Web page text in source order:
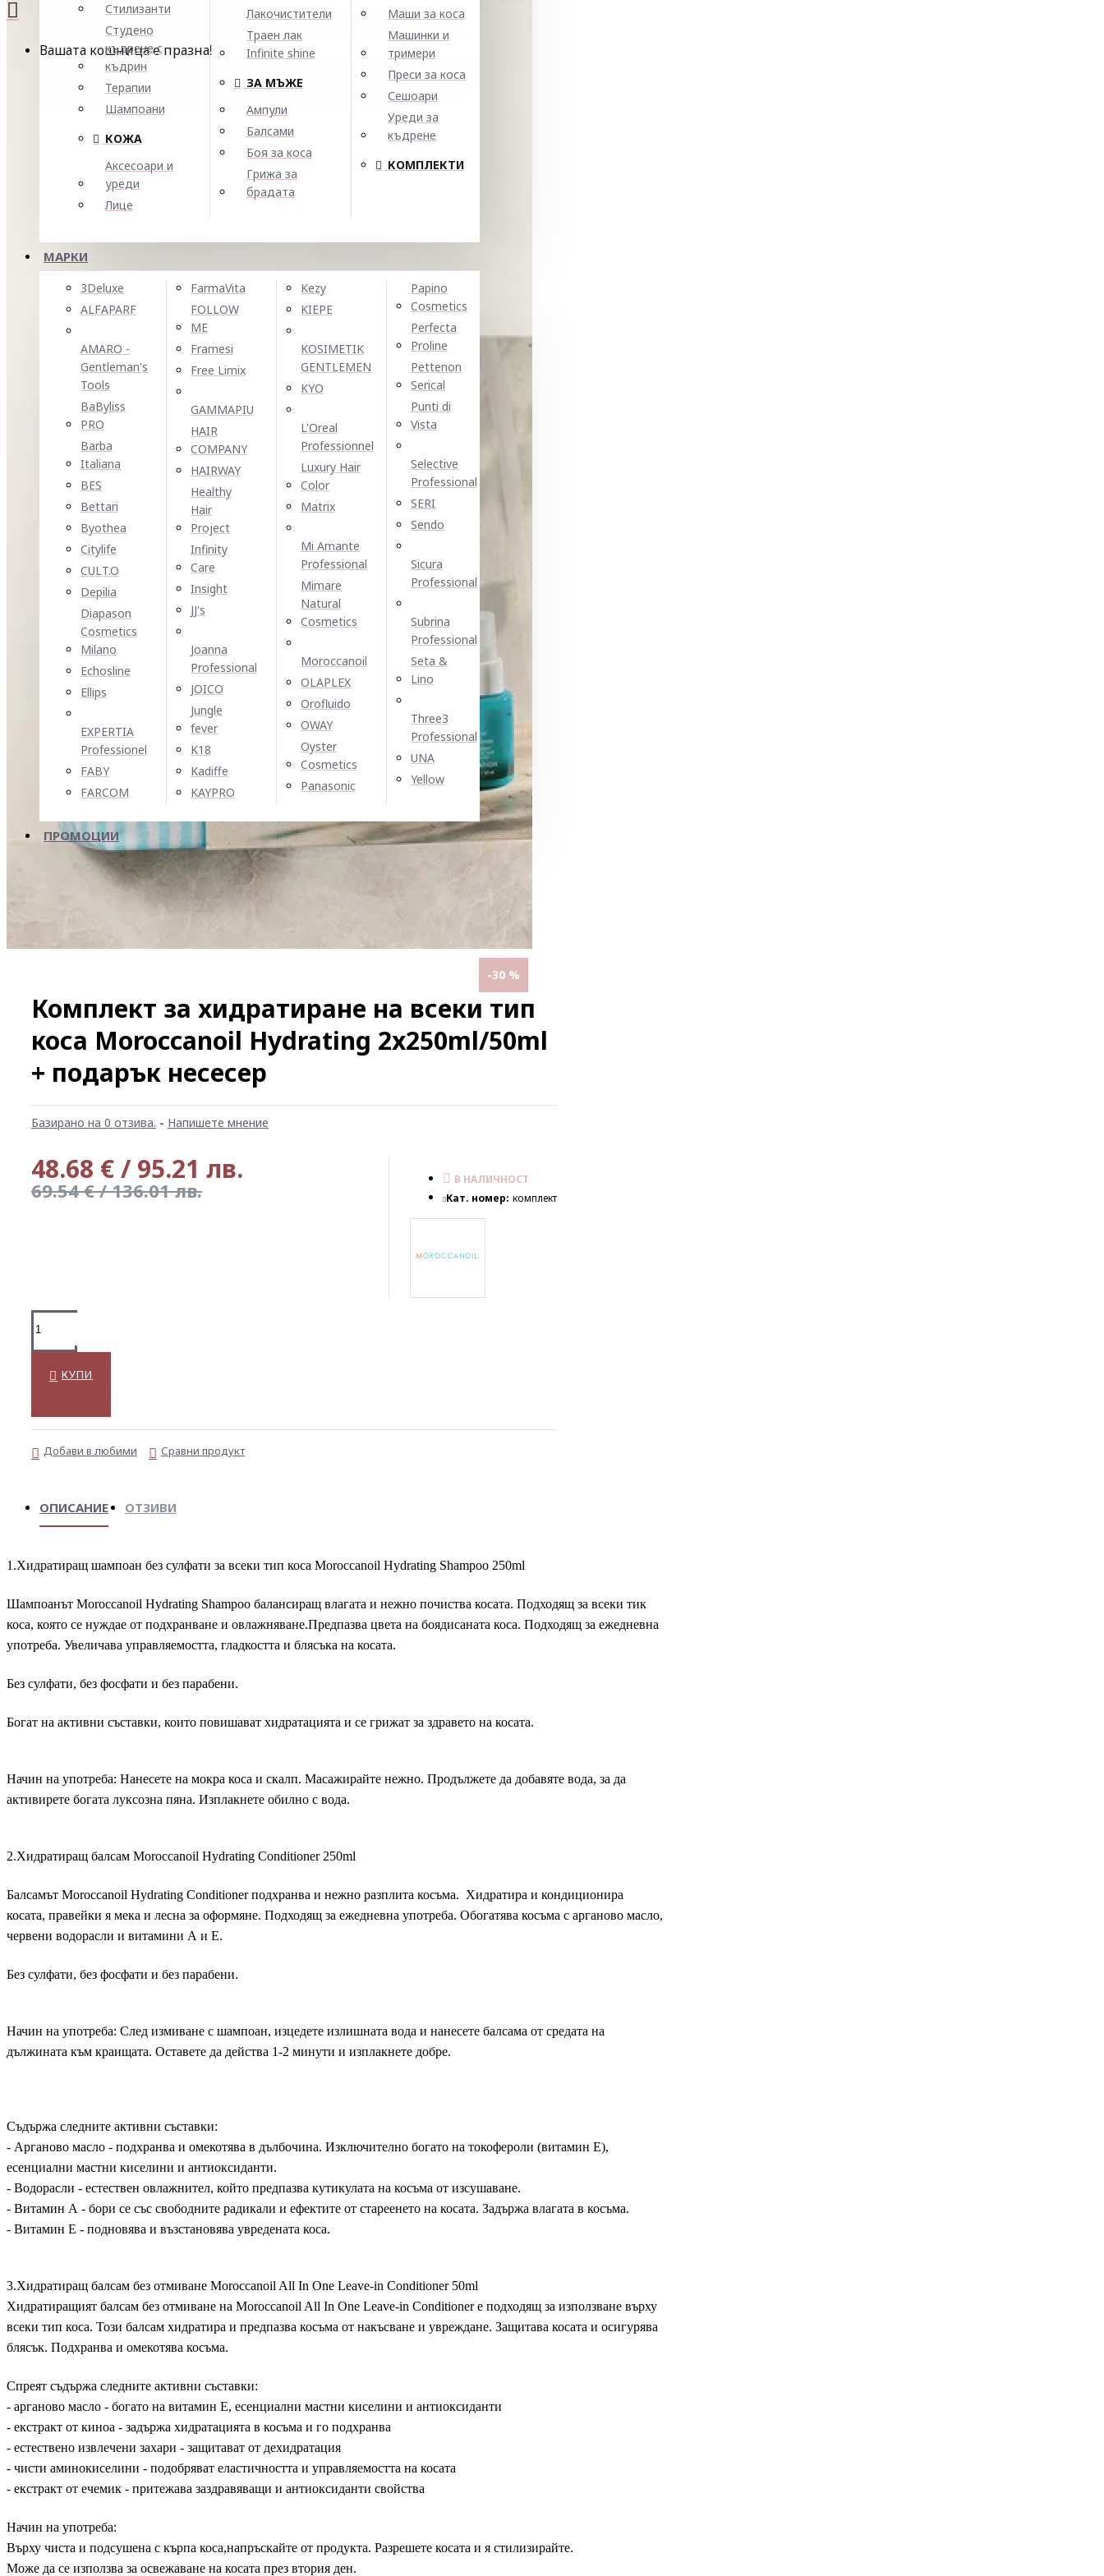
Стилизанти
Студено
къдрене с
къдрин
Терапии
Шампоани
КОЖА
Аксесоари и
уреди
Лице
Лакочистители
Траен лак
Infinite shine
ЗА МЪЖЕ
Ампули
Балсами
Боя за коса
Грижа за
брадата
Маши за коса
Машинки и
тримери
Преси за коса
Сешоари
Уреди за
къдрене
КОМПЛЕКТИ
МАРКИ
3Deluxe
ALFAPARF
AMARO -
Gentleman's
Tools
BaByliss
PRO
Barba
Italiana
BES
Bettari
Byothea
Citylife
CULT.O
Depilia
Diapason
Cosmetics
Milano
Echosline
Ellірѕ
EXPERTIA
Professionel
FABY
FARCOM
FarmaVita
FOLLOW
ME
Framesi
Free Limix
GAMMAPIU
HAIR
COMPANY
HAIRWAY
Healthy
Hair
Project
Infinity
Care
Insight
JJ's
Joanna
Professional
JOICO
Jungle
fever
K18
Kadiffe
KAYPRO
Kezy
KIEPE
KOSIMETIK
GENTLEMEN
KYO
L'Oreal
Professionnel
Luxury Hair
Color
Matrix
Mi Amante
Professional
Mimare
Natural
Cosmetics
Moroccanoil
OLAPLEX
Orofluido
OWAY
Oyster
Cosmetics
Panasonic
Papino
Cosmetics
Perfecta
Proline
Pettenon
Serical
Punti di
Vista
Selective
Professional
SERI
Sendo
Sicura
Professional
Subrina
Professional
Seta &
Lino
Three3
Professional
UNA
Yellow
ПРОМОЦИИ
Вашата кошница е празна!
-30 %
Комплект за хидратиране на всеки тип
коса Moroccanoil Hydrating 2x250ml/50ml
+ подарък несесер
Базирано на 0 отзива. - Напишете мнение
48.68 € / 95.21 лв.
69.54 € / 136.01 лв.
В НАЛИЧНОСТ
Кат. номер: комплект
КУПИ
Добави в любими Сравни продукт
ОПИСАНИЕ ОТЗИВИ
1.Хидратиращ шампоан без сулфати за всеки тип коса Moroccanoil Hydrating Shampoo 250ml
Шампоанът Moroccanoil Hydrating Shampoo балансиращ влагата и нежно почиства косата. Подходящ за всеки тик
коса, която се нуждае от подхранване и овлажняване.Предпазва цвета на боядисаната коса. Подходящ за ежедневна
употреба. Увеличава управляемостта, гладкостта и блясъка на косата.
Без сулфати, без фосфати и без парабени.
Богат на активни съставки, които повишават хидратацията и се грижат за здравето на косата.
Начин на употреба: Нанесете на мокра коса и скалп. Масажирайте нежно. Продължете да добавяте вода, за да
активирете богата луксозна пяна. Изплакнете обилно с вода.
2.Хидратиращ балсам Moroccanoil Hydrating Conditioner 250ml
Балсамът Moroccanoil Hydrating Conditioner подхранва и нежно разплита косъма. Хидратира и кондиционира
косата, правейки я мека и лесна за оформяне. Подходящ за ежедневна употреба. Обогатява косъма с арганово масло,
червени водорасли и витамини А и Е.
Без сулфати, без фосфати и без парабени.
Начин на употреба: След измиване с шампоан, изцедете излишната вода и нанесете балсама от средата на
дължината към краищата. Оставете да действа 1-2 минути и изплакнете добре.
Съдържа следните активни съставки:
- Арганово масло - подхранва и омекотява в дълбочина. Изключително богато на токофероли (витамин Е),
есенциални мастни киселини и антиоксиданти.
- Водорасли - естествен овлажнител, който предпазва кутикулата на косъма от изсушаване.
- Витамин А - бори се със свободните радикали и ефектите от стареенето на косата. Задържа влагата в косъма.
- Витамин Е - подновява и възстановява увредената коса.
3.Хидратиращ балсам без отмиване Moroccanoil All In One Leave-in Conditioner 50ml
Хидратиращият балсам без отмиване на Moroccanoil All In One Leave-in Conditioner е подходящ за използване върху
всеки тип коса. Този балсам хидратира и предпазва косъма от накъсване и увреждане. Защитава косата и осигурява
блясък. Подхранва и омекотява косъма.
Спреят съдържа следните активни съставки:
- арганово масло - богато на витамин E, есенциални мастни киселини и антиоксиданти
- екстракт от киноа - задържа хидратацията в косъма и го подхранва
- естествено извлечени захари - защитават от дехидратация
- чисти аминокиселини - подобряват еластичността и управляемостта на косата
- екстракт от ечемик - притежава заздравяващи и антиоксиданти свойства
Начин на употреба:
Върху чиста и подсушена с кърпа коса,напръскайте от продукта. Разрешете косата и я стилизирайте.
Може да се използва за освежаване на косата през втория ден.